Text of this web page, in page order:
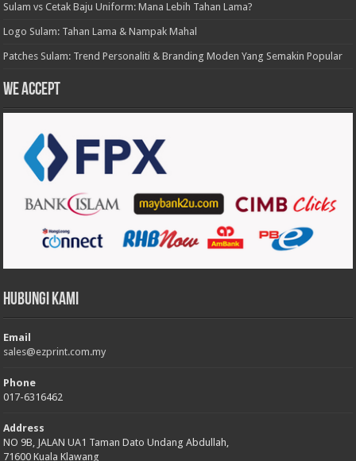
Sulam vs Cetak Baju Uniform: Mana Lebih Tahan Lama?
Logo Sulam: Tahan Lama & Nampak Mahal
Patches Sulam: Trend Personaliti & Branding Moden Yang Semakin Popular
We accept
Hubungi Kami
Email
sales@ezprint.com.my
Phone
017-6316462
Address
NO 9B, JALAN UA1 Taman Dato Undang Abdullah,
71600 Kuala Klawang